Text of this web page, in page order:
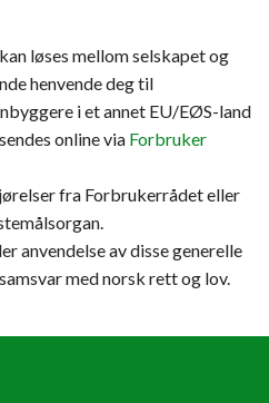
løses mellom selskapet og
henvende deg til
i et annet EU/EØS-land
online via Forbruker
fra Forbrukerrådet eller
anvendelse av disse generelle
med norsk rett og lov.